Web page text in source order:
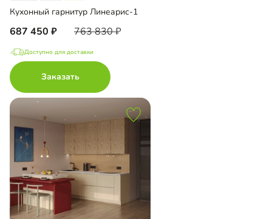
Кухонный гарнитур Линеарис-1
687 450 763 830
Доступно для доставки
Заказать